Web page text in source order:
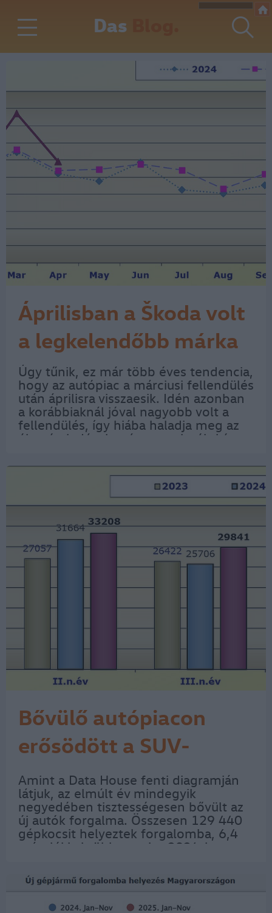
Das
Áprilisban a Škoda volt
a legkelendőbb márka
Úgy tűnik, ez már több éves tendencia,
hogy az autópiac a márciusi fellendülés
után áprilisra visszaesik. Idén azonban
a korábbiaknál jóval nagyobb volt a
fellendülés, így hiába haladja meg az
újautó eladások száma az elmúlt két
nagyobbnak mutatkozik. A Data
Bővülő autópiacon
erősödött a SUV-
forgalom
Amint a Data House fenti diagramján
látjuk, az elmúlt év mindegyik
negyedében tisztességesen bővült az
új autók forgalma. Összesen 129 440
gépkocsit helyeztek forgalomba, 6,4
százalékkal többet, mint 2024-ben.
piaci…